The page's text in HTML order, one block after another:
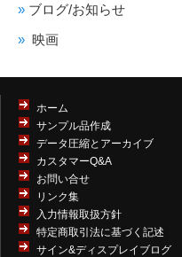
ブログ/お知らせ
映画
ホーム
サンプル品作成
データ圧縮とアーカイブ
カスタマーQ&A
お問い合せ
リンク集
入力情報取扱方針
特定商取引法に基づく記述
サイン&ディスプレイブログ